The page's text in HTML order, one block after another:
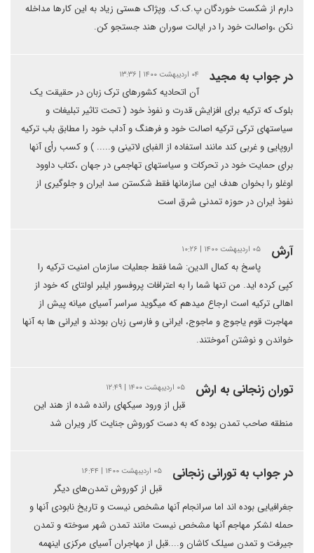
دارم از شکست خوردگان پ.ک.ک. وپژاک هستی زیاد به این کارها مداخله
نکن ،واصالت خود را در ایالت سوران هند جستجو کن.
در جواب به مجید ۰۴ اردیبهشت ۱۴۰۰ | ۱۳:۳۶
آن اتحادیه کشورهای ترک زبان در حقیقت یک
بلوک که ترکیه برای افزایش قدرت و نفوذ خود ( تحت تاثیر تبلیغات و
سیاستهای ترکی ترکیه اصالت خود و فرهنگ و آداب خود را مطابق باب ترکیه
اروپایی و غربی کند مانند استفاده از الفبای لاتینی و..... ) و کسب رأی آنها
برای حمایت خود در تحرکات و سیاستهای تهاجمی در جهان ،کتاب داوود
اوغلو را بخوان هدف این سازمانها فقط شکستن سد ایران و جلوگیری از
نفوذ ایران در حوزه تمدنی شرق است
آرش ۰۵ اردیبهشت ۱۴۰۰ | ۱۰:۲۶
پاسخ به کمال الدین: شما فقط جعلیات سازمان امنیت ترکیه را
کپی کرده اید. من تنها شما را به اعترافات پروفسور ایلبر اولتای که خود از
اهالی ترکیه است ارجاع میدهم که میگوید سراسر آسیای میانه پیش از
مهاجرت قوم یاجوج و ماجوج، ایرانی و فارسی زبان بودند و ایرانی ها به آنها
خواندن و نوشتن آموختند.
توران زنجانی به ارش ۰۵ اردیبهشت ۱۴۰۰ | ۱۲:۴۹
قبل از ورود سیکهای رانده شده از هند این
منطقه صاحب تمدن بوده که به دست کوروش جنایت کار ویران شد
در جواب به تورانی زنجانی ۰۵ اردیبهشت ۱۴۰۰ | ۱۶:۴۴
قبل از کوروش تمدن‌های دیگر
جغرافیایی بوده اند اما سرانجام آنها مشخص نیست و تاریخ نابودی آنها و
حمله لشکر مهاجم آنها مشخص نیست مانند تمدن شهر سوخته و تمدن
جیرفت و تمدن سیلک کاشان و....قبل از مهاجران آسیای مرکزی اینهمه